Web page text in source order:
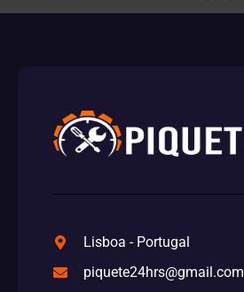
Lisboa - Portugal
piquete24hrs@gmail.com